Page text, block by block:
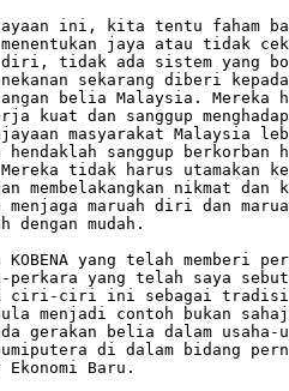
ini, kita tentu faham
jaya atau tidak
diri, tidak ada sistem yang
sekarang diberi kepada
belia Malaysia. Mereka
kuat dan sanggup
masyarakat Malaysia
sanggup
tidak harus utamakan
membelakangkan nikmat dan
menjaga maruah diri dan
mudah.
KOBENA yang telah memberi
perkara yang telah saya
ciri-ciri ini sebagai
menjadi contoh bukan
gerakan belia dalam usaha-
di dalam bidang
Ekonomi Baru.